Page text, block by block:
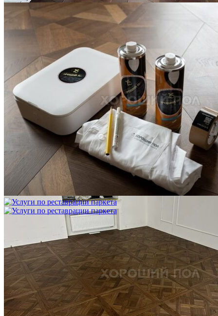
Услуги по реставрации паркета
Блог
Интересные статьи о паркете Coswick
ВИДЕО-ИНСТРУКЦИЯ: Реставрация царапин. Полы,
покрытые маслом и твердым воском. Системы для локального
ремонта и восстановления
Читать полностью
02.02.2026
ПОЛЫ, ПОКРЫТЫЕ МАСЛОМ. РЕСТАВРАЦИЯ
НЕБОЛЬШИХ ПОТЕРТОСТЕЙ
Читать полностью
12.01.2026